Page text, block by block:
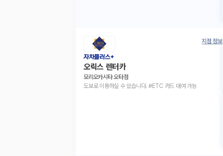
지점 정보
자차플러스+
오릭스 렌터카
모리오카시타 오타점
도보로 이동하실 수 있습니다. #ETC 카드 대여 가능